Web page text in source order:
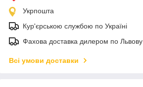
Укрпошта
Кур'єрською службою по Україні
Фахова доставка дилером по Львову
Всі умови доставки